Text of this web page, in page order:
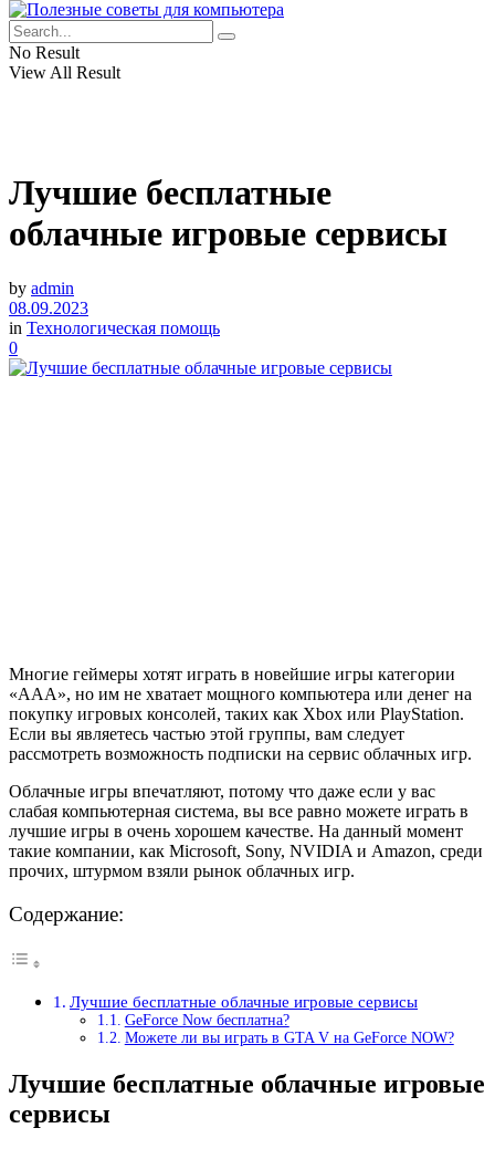
No Result
View All Result
Лучшие бесплатные
облачные игровые сервисы
by admin
08.09.2023
in Технологическая помощь
0
Многие геймеры хотят играть в новейшие игры категории
«ААА», но им не хватает мощного компьютера или денег на
покупку игровых консолей, таких как Xbox или PlayStation.
Если вы являетесь частью этой группы, вам следует
рассмотреть возможность подписки на сервис облачных игр.
Облачные игры впечатляют, потому что даже если у вас
слабая компьютерная система, вы все равно можете играть в
лучшие игры в очень хорошем качестве. На данный момент
такие компании, как Microsoft, Sony, NVIDIA и Amazon, среди
прочих, штурмом взяли рынок облачных игр.
Содержание:
Лучшие бесплатные облачные игровые сервисы
GeForce Now бесплатна?
Можете ли вы играть в GTA V на GeForce NOW?
Лучшие бесплатные облачные игровые
сервисы